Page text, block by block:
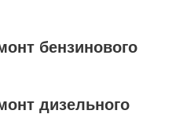
бензинового
дизельного